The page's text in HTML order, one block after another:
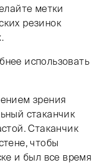
метки
резинок
использовать
зрения
стаканчик
Стаканчик
чтобы
и был все время